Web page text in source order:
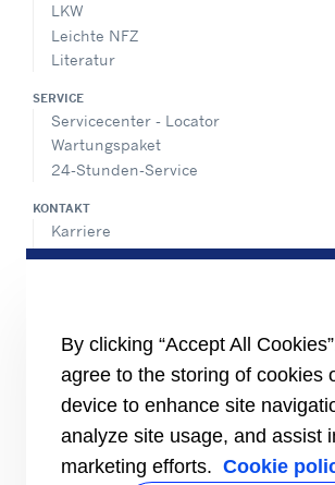
LKW
Leichte NFZ
Literatur
SERVICE
Servicecenter - Locator
Wartungspaket
24-Stunden-Service
KONTAKT
Karriere
Pressecenter
By clicking “Accept All
agree to the storing of cookies
device to enhance site
analyze site usage, and assist
marketing efforts. Cookie